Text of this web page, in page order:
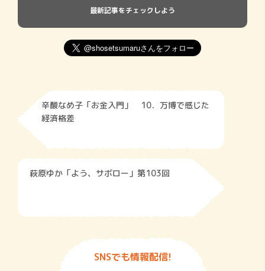
最新記事をチェックしよう
辛酸なめ子「お金入門」 10．万博で感じた
経済格差
萩原ゆか「よう、サボロー」第103回
SNSでも情報配信!